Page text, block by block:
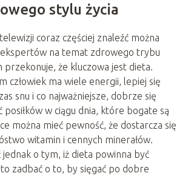
stylu życia
coraz częściej znaleźć można
na temat zdrowego trybu
przekonuje, że kluczowa jest dieta.
człowiek ma wiele energii, lepiej się
snu i co najważniejsze, dobrze się
posiłków w ciągu dnia, które bogate są
można mieć pewność, że dostarcza się
witamin i cennych minerałów.
o tym, iż dieta powinna być
zadbać o to, by sięgać po dobre